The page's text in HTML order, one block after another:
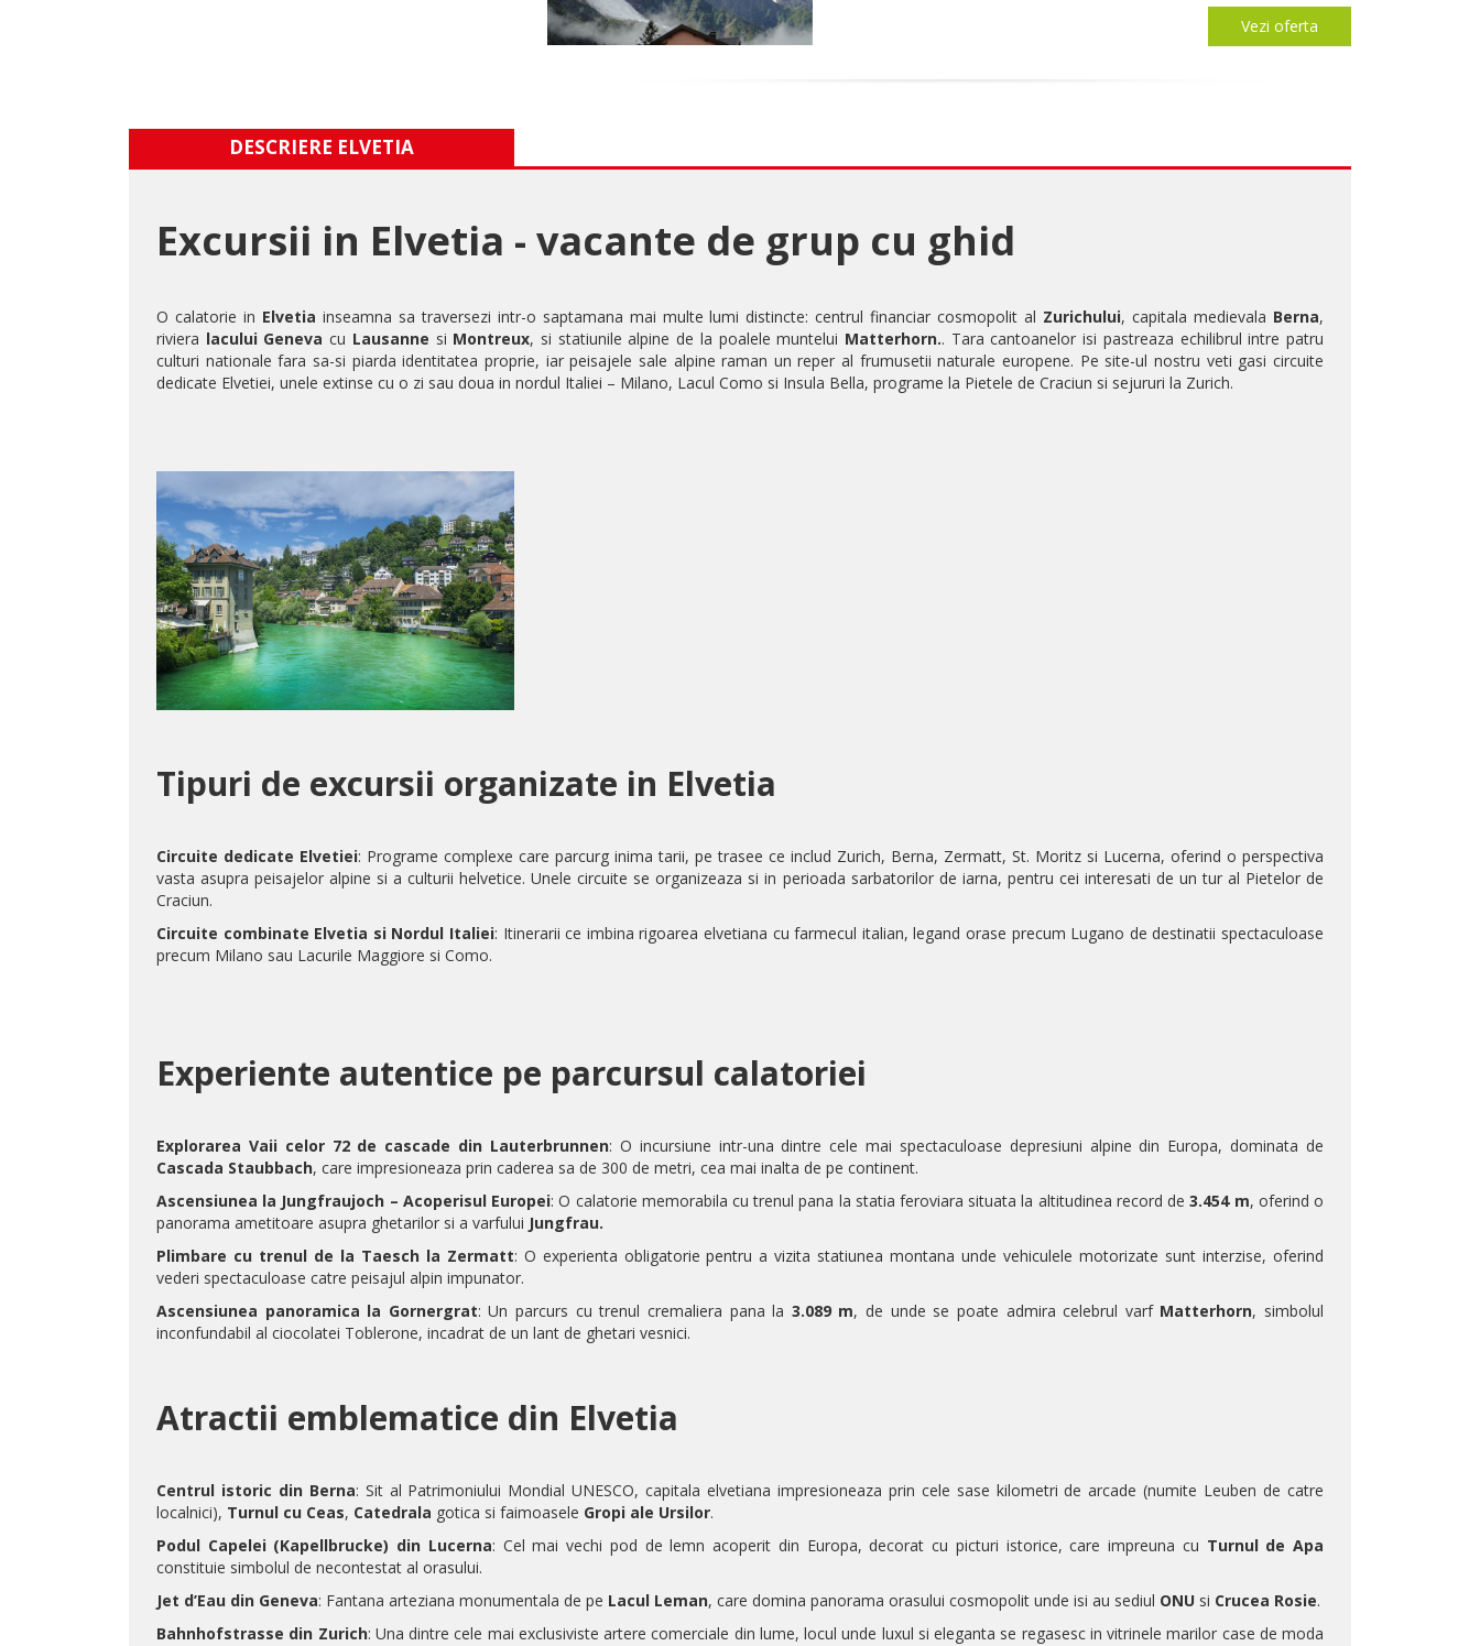
Vezi oferta
DESCRIERE ELVETIA
Excursii in Elvetia - vacante de grup cu ghid
O calatorie in Elvetia inseamna sa traversezi intr-o saptamana mai multe lumi distincte: centrul financiar cosmopolit al Zurichului, capitala medievala Berna,
riviera lacului Geneva cu Lausanne si Montreux, si statiunile alpine de la poalele muntelui Matterhorn.. Tara cantoanelor isi pastreaza echilibrul intre patru
culturi nationale fara sa-si piarda identitatea proprie, iar peisajele sale alpine raman un reper al frumusetii naturale europene. Pe site-ul nostru veti gasi circuite
dedicate Elvetiei, unele extinse cu o zi sau doua in nordul Italiei – Milano, Lacul Como si Insula Bella, programe la Pietele de Craciun si sejururi la Zurich.
Tipuri de excursii organizate in Elvetia
Circuite dedicate Elvetiei: Programe complexe care parcurg inima tarii, pe trasee ce includ Zurich, Berna, Zermatt, St. Moritz si Lucerna, oferind o perspectiva
vasta asupra peisajelor alpine si a culturii helvetice. Unele circuite se organizeaza si in perioada sarbatorilor de iarna, pentru cei interesati de un tur al Pietelor de
Craciun.
Circuite combinate Elvetia si Nordul Italiei: Itinerarii ce imbina rigoarea elvetiana cu farmecul italian, legand orase precum Lugano de destinatii spectaculoase
precum Milano sau Lacurile Maggiore si Como.
Experiente autentice pe parcursul calatoriei
Explorarea Vaii celor 72 de cascade din Lauterbrunnen: O incursiune intr-una dintre cele mai spectaculoase depresiuni alpine din Europa, dominata de
Cascada Staubbach, care impresioneaza prin caderea sa de 300 de metri, cea mai inalta de pe continent.
Ascensiunea la Jungfraujoch – Acoperisul Europei: O calatorie memorabila cu trenul pana la statia feroviara situata la altitudinea record de3.454 m, oferind o
panorama ametitoare asupra ghetarilor si a varfului Jungfrau.
Plimbare cu trenul de la Taesch la Zermatt: O experienta obligatorie pentru a vizita statiunea montana unde vehiculele motorizate sunt interzise, oferind
vederi spectaculoase catre peisajul alpin impunator.
Ascensiunea panoramica la Gornergrat: Un parcurs cu trenul cremaliera pana la 3.089 m, de unde se poate admira celebrul varf Matterhorn, simbolul
inconfundabil al ciocolatei Toblerone, incadrat de un lant de ghetari vesnici.
Atractii emblematice din Elvetia
Centrul istoric din Berna: Sit al Patrimoniului Mondial UNESCO, capitala elvetiana impresioneaza prin cele sase kilometri de arcade (numite Leuben de catre
localnici), Turnul cu Ceas, Catedrala gotica si faimoasele Gropi ale Ursilor.
Podul Capelei (Kapellbrucke) din Lucerna: Cel mai vechi pod de lemn acoperit din Europa, decorat cu picturi istorice, care impreuna cu Turnul de Apa
constituie simbolul de necontestat al orasului.
Jet d’Eau din Geneva: Fantana arteziana monumentala de pe Lacul Leman, care domina panorama orasului cosmopolit unde isi au sediul ONU si Crucea Rosie.
Bahnhofstrasse din Zurich: Una dintre cele mai exclusiviste artere comerciale din lume, locul unde luxul si eleganta se regasesc in vitrinele marilor case de moda